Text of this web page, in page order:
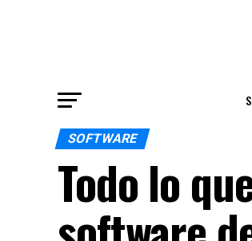
SOFTWARE
Todo lo